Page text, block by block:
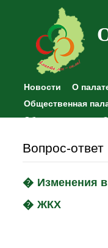
Новости О
Общественная
Общественные
Вопрос-ответ
Изменения в
ЖКХ